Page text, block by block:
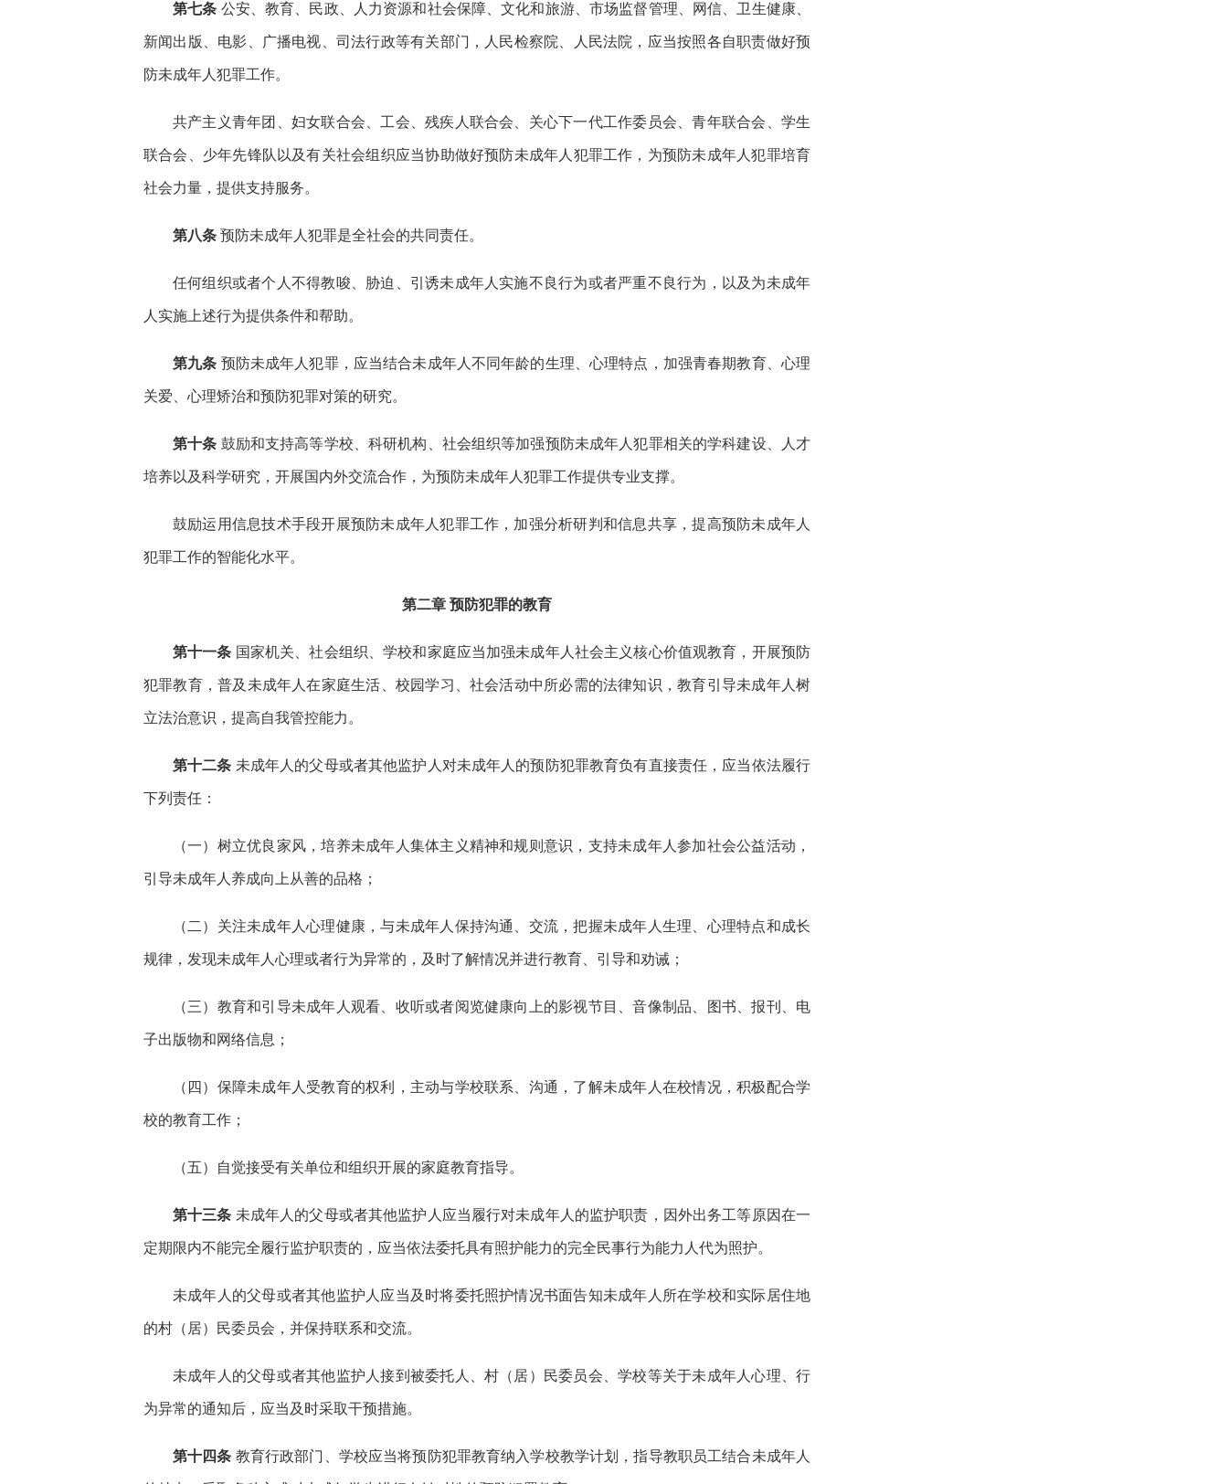
第七条 公安、教育、民政、人力资源和社会保障、文化和旅游、市场监督管理、网信、卫生健康、
新闻出版、电影、广播电视、司法行政等有关部门，人民检察院、人民法院，应当按照各自职责做好预
防未成年人犯罪工作。
共产主义青年团、妇女联合会、工会、残疾人联合会、关心下一代工作委员会、青年联合会、学生
联合会、少年先锋队以及有关社会组织应当协助做好预防未成年人犯罪工作，为预防未成年人犯罪培育
社会力量，提供支持服务。
第八条 预防未成年人犯罪是全社会的共同责任。
任何组织或者个人不得教唆、胁迫、引诱未成年人实施不良行为或者严重不良行为，以及为未成年
人实施上述行为提供条件和帮助。
第九条 预防未成年人犯罪，应当结合未成年人不同年龄的生理、心理特点，加强青春期教育、心理
关爱、心理矫治和预防犯罪对策的研究。
第十条 鼓励和支持高等学校、科研机构、社会组织等加强预防未成年人犯罪相关的学科建设、人才
培养以及科学研究，开展国内外交流合作，为预防未成年人犯罪工作提供专业支撑。
鼓励运用信息技术手段开展预防未成年人犯罪工作，加强分析研判和信息共享，提高预防未成年人
犯罪工作的智能化水平。
第二章 预防犯罪的教育
第十一条 国家机关、社会组织、学校和家庭应当加强未成年人社会主义核心价值观教育，开展预防
犯罪教育，普及未成年人在家庭生活、校园学习、社会活动中所必需的法律知识，教育引导未成年人树
立法治意识，提高自我管控能力。
第十二条 未成年人的父母或者其他监护人对未成年人的预防犯罪教育负有直接责任，应当依法履行
下列责任：
（一）树立优良家风，培养未成年人集体主义精神和规则意识，支持未成年人参加社会公益活动，
引导未成年人养成向上从善的品格；
（二）关注未成年人心理健康，与未成年人保持沟通、交流，把握未成年人生理、心理特点和成长
规律，发现未成年人心理或者行为异常的，及时了解情况并进行教育、引导和劝诫；
（三）教育和引导未成年人观看、收听或者阅览健康向上的影视节目、音像制品、图书、报刊、电
子出版物和网络信息；
（四）保障未成年人受教育的权利，主动与学校联系、沟通，了解未成年人在校情况，积极配合学
校的教育工作；
（五）自觉接受有关单位和组织开展的家庭教育指导。
第十三条 未成年人的父母或者其他监护人应当履行对未成年人的监护职责，因外出务工等原因在一
定期限内不能完全履行监护职责的，应当依法委托具有照护能力的完全民事行为能力人代为照护。
未成年人的父母或者其他监护人应当及时将委托照护情况书面告知未成年人所在学校和实际居住地
的村（居）民委员会，并保持联系和交流。
未成年人的父母或者其他监护人接到被委托人、村（居）民委员会、学校等关于未成年人心理、行
为异常的通知后，应当及时采取干预措施。
第十四条 教育行政部门、学校应当将预防犯罪教育纳入学校教学计划，指导教职员工结合未成年人